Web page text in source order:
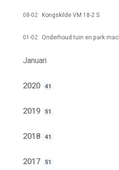
08-02 Kongskilde VM 18-2 S
01-02 Onderhoud tuin en park
Januari
2020 41
2019 51
2018 41
2017 51